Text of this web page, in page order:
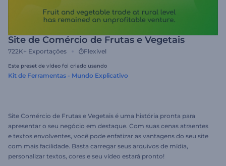
Site de Comércio de Frutas e Vegetais
722K+ Exportações Flexível
Este preset de vídeo foi criado usando
Kit de Ferramentas - Mundo Explicativo
Site Comércio de Frutas e Vegetais é uma história pronta para
apresentar o seu negócio em destaque. Com suas cenas atraentes
e textos envolventes, você pode enfatizar as vantagens do seu site
com mais facilidade. Basta carregar seus arquivos de mídia,
personalizar textos, cores e seu vídeo estará pronto!